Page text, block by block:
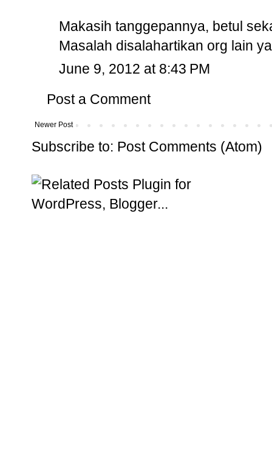
Makasih tanggepannya, betul
Masalah disalahartikan org lain
June 9, 2012 at 8:43 PM
Post a Comment
Newer Post
Subscribe to: Post Comments (Atom)